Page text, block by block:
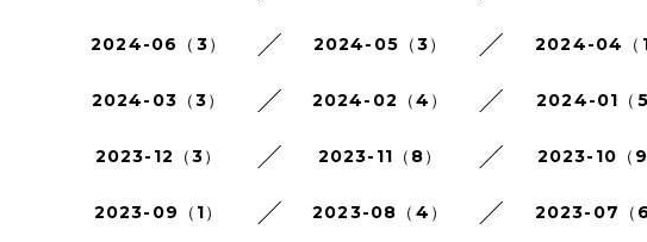
2024-06（3） 2024-05（3） 2024-04（1
2024-03（3） 2024-02（4） 2024-01（5
2023-12（3） 2023-11（8） 2023-10（9
2023-09（1） 2023-08（4） 2023-07（6